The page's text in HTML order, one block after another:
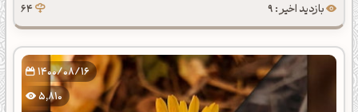
بازدید اخیر : 9 64
1400/08/16
5,810